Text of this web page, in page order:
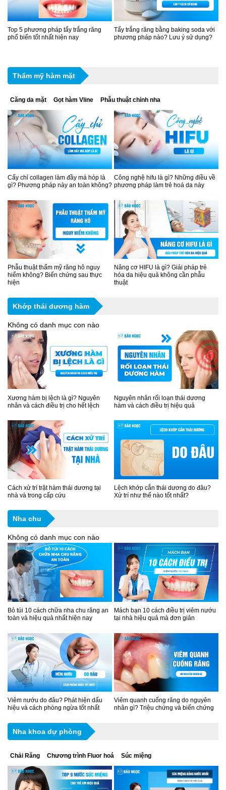
Top 5 phương pháp tẩy trắng răng
phổ biến tốt nhất hiện nay
Tẩy trắng răng bằng baking soda với
phương pháp nào? Lưu ý sử dụng?
Thẩm mỹ hàm mặt
Căng da mặt Gọt hàm Vline Phẫu thuật chỉnh nha
Cấy chỉ collagen làm đầy má hóp là
gì? Phương pháp này an toàn không?
Công nghệ hifu là gì? Những điều về
phương pháp làm trẻ hoá da này
Phẫu thuật thẩm mỹ răng hô nguy
hiểm không? Biến chứng sau thực
hiện
Nâng cơ HIFU là gì? Giải pháp trẻ
hóa da hiệu quả không cần phẫu
thuật
Khớp thái dương hàm
Không có danh mục con nào
Xương hàm bị lệch là gì? Nguyên
nhân và cách điều trị cho hết lệch
Nguyên nhân rối loạn thái dương
hàm và cách điều trị hiệu quả
Cách xử trí trật hàm thái dương tại
nhà và trong cấp cứu
Lệch khớp cắn thái dương do đâu?
Xử trí như thế nào tốt nhất?
Nha chu
Không có danh mục con nào
Bỏ túi 10 cách chữa nha chu răng an
toàn và hiệu quả nhất hiện nay
Mách bạn 10 cách điều trị viêm nướu
tại nhà hiệu quả mà đơn giản
Viêm nướu do đâu? Phát hiện dấu
hiệu và cách phòng ngừa tốt nhất
Viêm quanh cuống răng do nguyên
nhân gì? Triệu chứng và biến chứng
Nha khoa dự phòng
Chải Răng Chương trình Fluor hoá Súc miệng